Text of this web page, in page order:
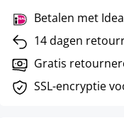
Betalen met
14 dagen
Gratis
SSL-encryptie